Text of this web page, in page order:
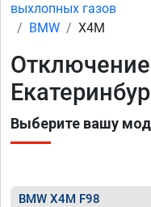
выхлопных газов
BMW
X4M
Выберите вашу
BMW X4M F98